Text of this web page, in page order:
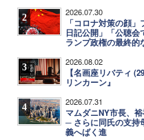
2 2026.07.30
「コロナ対策の顔
日記公開」「公聴会
ランプ政権の最終的
3 2026.08.02
【名画座リバティ
リンカーン』
4 2026.07.31
マムダニNY市長、
─ さらに同氏の支持
義へばく進